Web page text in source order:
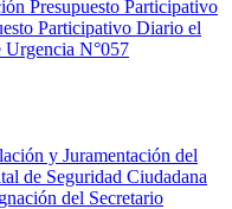
Presupuesto Participativo
Participativo Diario el
Urgencia N°057
y Juramentación del
de Seguridad Ciudadana
del Secretario